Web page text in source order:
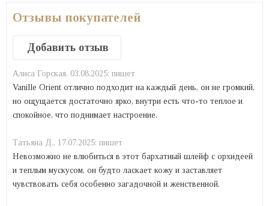
Отзывы покупателей
Добавить отзыв
Алиса Горская, 03.08.2025: пишет
Vanille Orient отлично подходит на каждый день, он не громкий,
но ощущается достаточно ярко, внутри есть что-то теплое и
спокойное, что поднимает настроение.
Татьяна Д., 17.07.2025: пишет
Невозможно не влюбиться в этот бархатный шлейф с орхидеей
и теплым мускусом, он будто ласкает кожу и заставляет
чувствовать себя особенно загадочной и женственной.